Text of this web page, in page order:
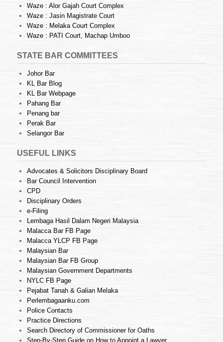
Waze : Alor Gajah Court Complex
Waze : Jasin Magistrate Court
Waze : Melaka Court Complex
Waze : PATI Court, Machap Umboo
STATE BAR COMMITTEES
Johor Bar
KL Bar Blog
KL Bar Webpage
Pahang Bar
Penang bar
Perak Bar
Selangor Bar
USEFUL LINKS
Advocates & Solicitors Disciplinary Board
Bar Council Intervention
CPD
Disciplinary Orders
e-Filing
Lembaga Hasil Dalam Negeri Malaysia
Malacca Bar FB Page
Malacca YLCP FB Page
Malaysian Bar
Malaysian Bar FB Group
Malaysian Government Departments
NYLC FB Page
Pejabat Tanah & Galian Melaka
Perlembagaanku.com
Police Contacts
Practice Directions
Search Directory of Commissioner for Oaths
Step-By-Step Guide on How to Appoint a Lawyer